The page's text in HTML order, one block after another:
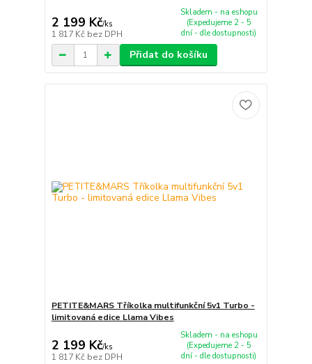
2 199 Kč/ks
1 817 Kč bez DPH
Skladem - na eshopu
(Expedujeme 2 - 5
dní - dle dostupnosti)
Přidat do košíku
PETITE&MARS Tříkolka multifunkční 5v1 Turbo -
limitovaná edice Llama Vibes
2 199 Kč/ks
1 817 Kč bez DPH
Skladem - na eshopu
(Expedujeme 2 - 5
dní - dle dostupnosti)